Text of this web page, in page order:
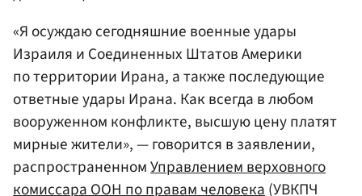
«Я осуждаю сегодняшние военные удары
Израиля и Соединенных Штатов Америки
по территории Ирана, а также последующие
ответные удары Ирана. Как всегда в любом
вооруженном конфликте, высшую цену платят
мирные жители», — говорится в заявлении,
распространенномУправлением верховного
комиссара ООН по правам человека(УВКПЧ